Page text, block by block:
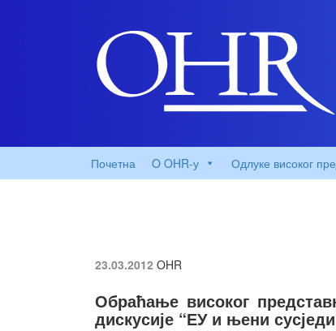
Почетна O OHR-у Одлуке високог
23.03.2012 OHR
Обраћање високог
дискусије “ЕУ и њени